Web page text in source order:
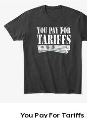
You Pay For Tariffs